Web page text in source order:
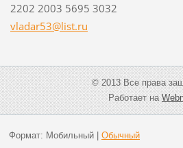
2202 2003 5695 3032
vladar53@list.ru
© 2013 Все права
Работает на
Формат: Мобильный| Обычный